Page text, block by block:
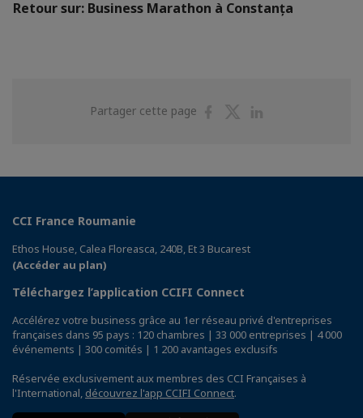
Retour sur: Business Marathon à Constanța
Partager cette page
PartagerPartager
CCI France Roumanie
Ethos House, Calea Floreasca, 240B, Et 3 Bucarest
(Accéder au plan)
Téléchargez l’application CCIFI Connect
Accélérez votre business grâce au 1er réseau privé d'entreprises
françaises dans 95 pays : 120 chambres | 33 000 entreprises | 4 000
événements | 300 comités | 1 200 avantages exclusifs
Réservée exclusivement aux membres des CCI Françaises à
l'International, découvrez l'app CCIFI Connect.